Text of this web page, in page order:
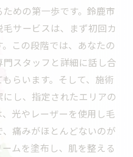
毛サロンで見逃せない
の割引キャンペーン情
たいサブスクリプショ
ないためのチェックリ
めの第一歩です。鈴鹿市
サービスは、まず初回カ
この段階では、あなたの
スタッフと詳細に話し合
らいます。そして、施術
し、指定されたエリアの
光やレーザーを使用し毛
痛みがほとんどないのが
ムを塗布し、肌を整える